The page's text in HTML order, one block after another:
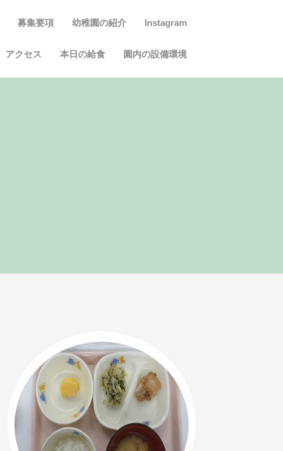
Instagram
幼稚園の紹介
募集要項
園内の設備環境
本日の給食
アクセス